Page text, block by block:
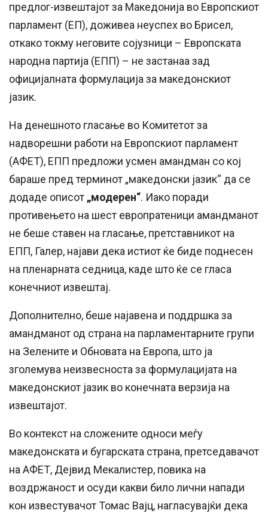
предлог-извештајот за Македонија во Европскиот
парламент (ЕП), доживеа неуспех во Брисел,
откако токму неговите сојузници – Европската
народна партија (ЕПП) – не застанаа зад
официјалната формулација за македонскиот
јазик.
На денешното гласање во Комитетот за
надворешни работи на Европскиот парламент
(АФЕТ), ЕПП предложи усмен амандман со кој
бараше пред терминот „македонски јазик“ да се
додаде описот „модерен“. Иако поради
противењето на шест европратеници амандманот
не беше ставен на гласање, претставникот на
ЕПП, Галер, најави дека истиот ќе биде поднесен
на пленарната седница, каде што ќе се гласа
конечниот извештај.
Дополнително, беше најавена и поддршка за
амандманот од страна на парламентарните групи
на Зелените и Обновата на Европа, што ја
зголемува неизвесноста за формулацијата на
македонскиот јазик во конечната верзија на
извештајот.
Во контекст на сложените односи меѓу
македонската и бугарската страна, претседавачот
на АФЕТ, Дејвид Мекалистер, повика на
воздржаност и осуди какви било лични напади
кон известувачот Томас Вајц, нагласувајќи дека